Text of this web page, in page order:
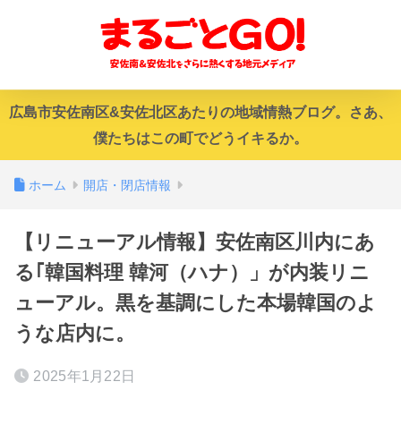
広島市安佐南区&安佐北区あたりの地域情熱ブログ。さあ、
僕たちはこの町でどうイキるか。
ホーム 開店・閉店情報
【リニューアル情報】安佐南区川内にあ
る｢韓国料理 韓河（ハナ）」が内装リニ
ューアル。黒を基調にした本場韓国のよ
うな店内に。
2025年1月22日